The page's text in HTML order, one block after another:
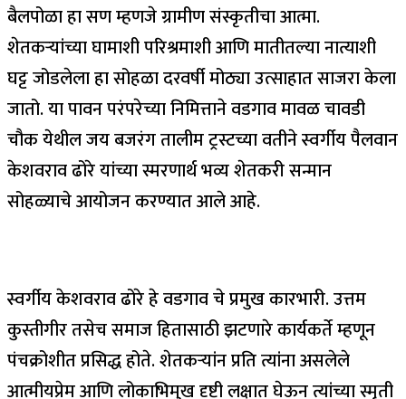
बैलपोळा हा सण म्हणजे ग्रामीण संस्कृतीचा आत्मा.
शेतकऱ्यांच्या घामाशी परिश्रमाशी आणि मातीतल्या नात्याशी
घट्ट जोडलेला हा सोहळा दरवर्षी मोठ्या उत्साहात साजरा केला
जातो. या पावन परंपरेच्या निमित्ताने वडगाव मावळ चावडी
चौक येथील जय बजरंग तालीम ट्रस्टच्या वतीने स्वर्गीय पैलवान
केशवराव ढोरे यांच्या स्मरणार्थ भव्य शेतकरी सन्मान
सोहळ्याचे आयोजन करण्यात आले आहे.
स्वर्गीय केशवराव ढोरे हे वडगाव चे प्रमुख कारभारी. उत्तम
कुस्तीगीर तसेच समाज हितासाठी झटणारे कार्यकर्ते म्हणून
पंचक्रोशीत प्रसिद्ध होते. शेतकऱ्यांन प्रति त्यांना असलेले
आत्मीयप्रेम आणि लोकाभिमुख दृष्टी लक्षात घेऊन त्यांच्या स्मृती